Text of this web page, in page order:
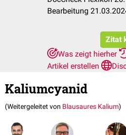
Bearbeitung
Zitat
Was zeigt hierher
Artikel erstellen
Kaliumcyanid
(Weitergeleitet von Blausaures Kalium)